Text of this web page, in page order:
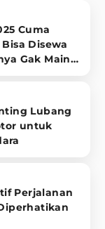
Cuma
Disewa
Gak Main-
Lubang
untuk
Perjalanan